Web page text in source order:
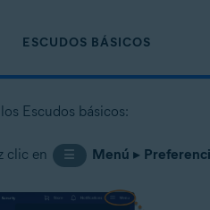
ESCUDOS BÁSICOS
Escudos básicos:
clic en ☰ Menú ▸